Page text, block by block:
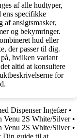
af alle hudtyper,
specifikke
af ansigtsmasker,
og bekymringer.
hud eller
der passer til dig.
hvilken variant
altid at konsultere
for
Dispenser Ingefær•
Venu 2S White/Silver•
Venu 2S White/Silver•
Din guide til at